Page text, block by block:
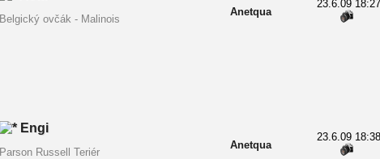
Belgický ovčák - Malinois
Anetqua
23.6.09 18:27
Engi
Parson Russell Teriér
Anetqua
23.6.09 18:38